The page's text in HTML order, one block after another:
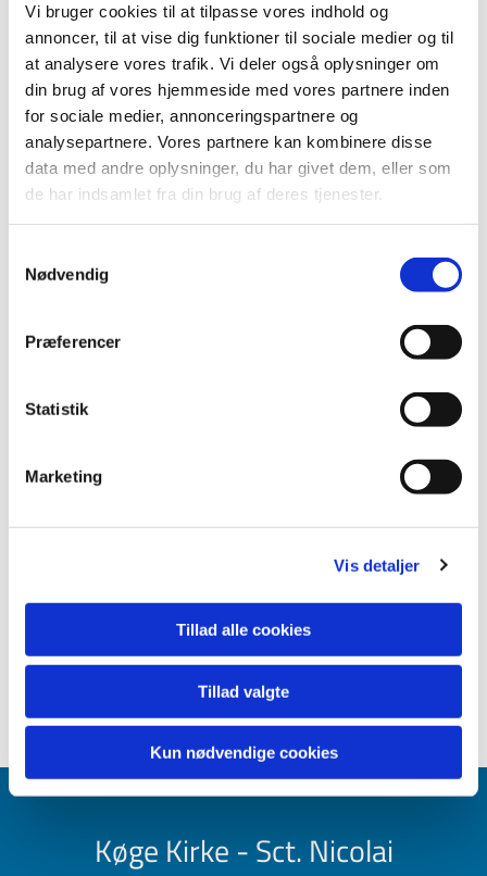
Vi bruger cookies til at tilpasse vores indhold og
annoncer, til at vise dig funktioner til sociale medier og til
at analysere vores trafik. Vi deler også oplysninger om
din brug af vores hjemmeside med vores partnere inden
for sociale medier, annonceringspartnere og
analysepartnere. Vores partnere kan kombinere disse
data med andre oplysninger, du har givet dem, eller som
de har indsamlet fra din brug af deres tjenester.
Nødvendig
Præferencer
Statistik
Marketing
Vis detaljer
Tillad alle cookies
Tillad valgte
Kun nødvendige cookies
Du vil måske også kunne
lide...
Køge Kirke - Sct. Nicolai